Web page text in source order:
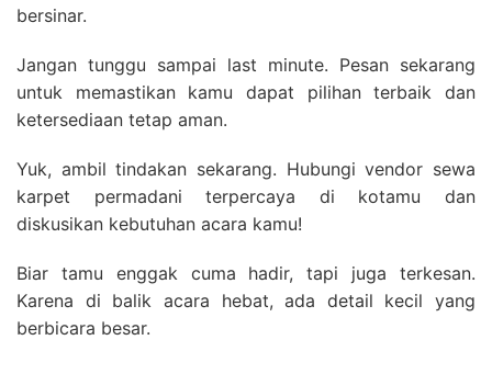
bersinar.
Jangan tunggu sampai last minute. Pesan sekarang
untuk memastikan kamu dapat pilihan terbaik dan
ketersediaan tetap aman.
Yuk, ambil tindakan sekarang. Hubungi vendor sewa
karpet permadani terpercaya di kotamu dan
diskusikan kebutuhan acara kamu!
Biar tamu enggak cuma hadir, tapi juga terkesan.
Karena di balik acara hebat, ada detail kecil yang
berbicara besar.